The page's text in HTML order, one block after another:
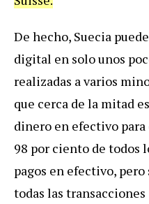
De hecho, Suecia
digital en solo unos
realizadas a varios
que cerca de la mitad
dinero en efectivo
98 por ciento de todos
pagos en efectivo,
todas las